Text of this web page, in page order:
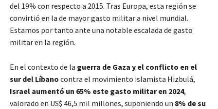
del 19% con respecto a 2015. Tras Europa, esta región se
convirtió en la de mayor gasto militar a nivel mundial.
Estamos por tanto ante una notable escalada de gasto
militar en la región.
En el contexto de la guerra de Gaza y el conflicto en el
sur del Líbano contra el movimiento islamista Hizbulá,
Israel aumentó un 65% este gasto militar en 2024,
valorado en US$ 46,5 mil millones, suponiendo un 8% de su